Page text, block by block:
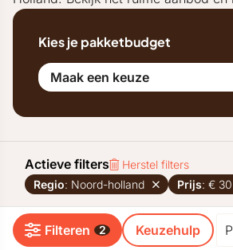
Kies je pakketbudget
Maak een keuze
Actieve filters
Herstel filters
Regio: Noord-holland Prijs: €
Filteren 2 Keuzehulp